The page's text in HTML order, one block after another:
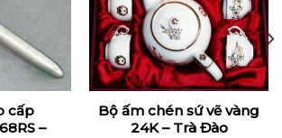
cấp
–
Bộ ấm chén sứ vẽ vàng
24K – Trà Đào